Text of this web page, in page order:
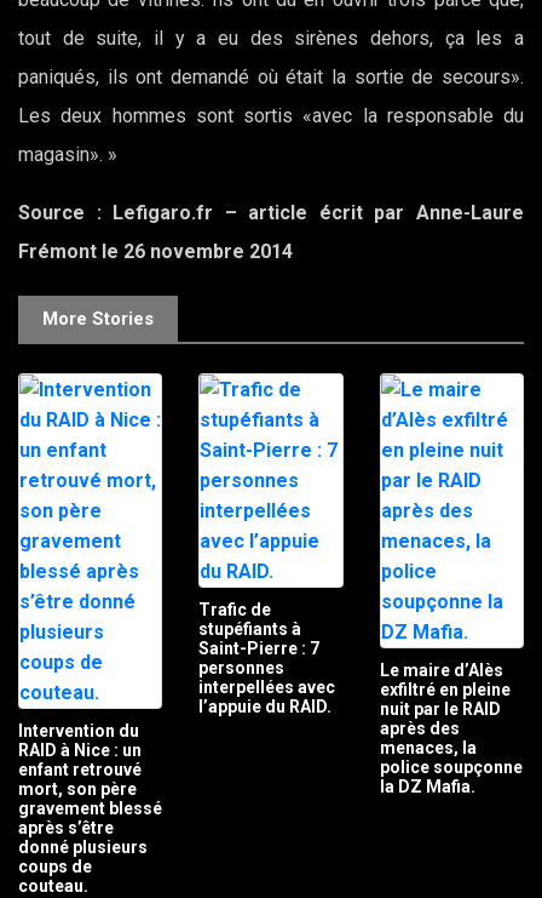
tout de suite, il y a eu des sirènes dehors, ça les a
paniqués, ils ont demandé où était la sortie de secours».
Les deux hommes sont sortis «avec la responsable du
magasin». »
Source : Lefigaro.fr – article écrit par Anne-Laure
Frémont le 26 novembre 2014
More Stories
Intervention du
RAID à Nice : un
enfant retrouvé
mort, son père
gravement blessé
après s’être
donné plusieurs
coups de
couteau.
Trafic de
stupéfiants à
Saint-Pierre : 7
personnes
interpellées avec
l’appuie du RAID.
Le maire d’Alès
exfiltré en pleine
nuit par le RAID
après des
menaces, la
police soupçonne
la DZ Mafia.